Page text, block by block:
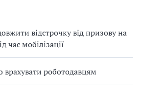
відстрочку від призову на
час мобілізації
врахувати роботодавцям